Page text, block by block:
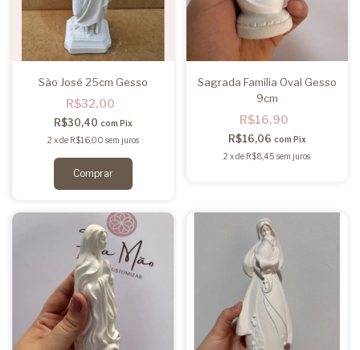
São José 25cm Gesso
R$32,00
R$30,40 com Pix
2 xde R$16,00 sem juros
Sagrada Família Oval Gesso
9cm
R$16,90
R$16,06 com Pix
2 xde R$8,45 sem juros